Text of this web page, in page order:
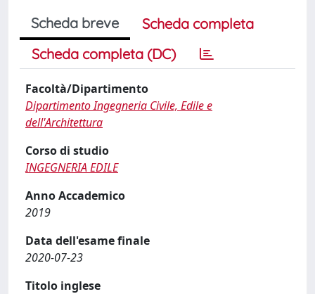
Scheda breve
Scheda completa
Scheda completa (DC)
Facoltà/Dipartimento
Dipartimento Ingegneria Civile, Edile e
dell'Architettura
Corso di studio
INGEGNERIA EDILE
Anno Accademico
2019
Data dell'esame finale
2020-07-23
Titolo inglese